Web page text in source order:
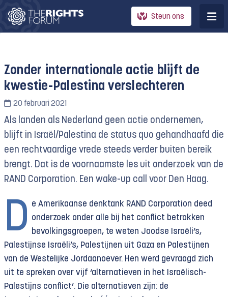
Steun ons
Zonder internationale actie blijft de
kwestie-Palestina verslechteren
20 februari 2021
Als landen als Nederland geen actie ondernemen,
blijft in Israël/Palestina de status quo gehandhaafd die
een rechtvaardige vrede steeds verder buiten bereik
brengt. Dat is de voornaamste les uit onderzoek van de
RAND Corporation. Een wake-up call voor Den Haag.
D e Amerikaanse denktank RAND Corporation deed
onderzoek onder alle bij het conflict betrokken
bevolkingsgroepen, te weten Joodse Israëli’s,
Palestijnse Israëli’s, Palestijnen uit Gaza en Palestijnen
van de Westelijke Jordaanoever. Hen werd gevraagd zich
uit te spreken over vijf ‘alternatieven in het Israëlisch-
Palestijns conflict’. Die alternatieven zijn: de